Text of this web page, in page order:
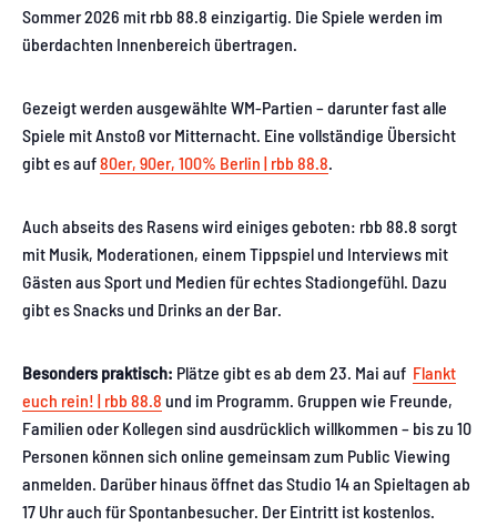
Sommer 2026 mit rbb 88.8 einzigartig. Die Spiele werden im
überdachten Innenbereich übertragen.
Gezeigt werden ausgewählte WM-Partien – darunter fast alle
Spiele mit Anstoß vor Mitternacht. Eine vollständige Übersicht
gibt es auf80er, 90er, 100% Berlin | rbb 88.8.
Auch abseits des Rasens wird einiges geboten: rbb 88.8 sorgt
mit Musik, Moderationen, einem Tippspiel und Interviews mit
Gästen aus Sport und Medien für echtes Stadiongefühl. Dazu
gibt es Snacks und Drinks an der Bar.
Besonders praktisch: Plätze gibt es ab dem 23. Mai auf Flankt
euch rein! | rbb 88.8 und im Programm. Gruppen wie Freunde,
Familien oder Kollegen sind ausdrücklich willkommen – bis zu 10
Personen können sich online gemeinsam zum Public Viewing
anmelden. Darüber hinaus öffnet das Studio 14 an Spieltagen ab
17 Uhr auch für Spontanbesucher. Der Eintritt ist kostenlos.